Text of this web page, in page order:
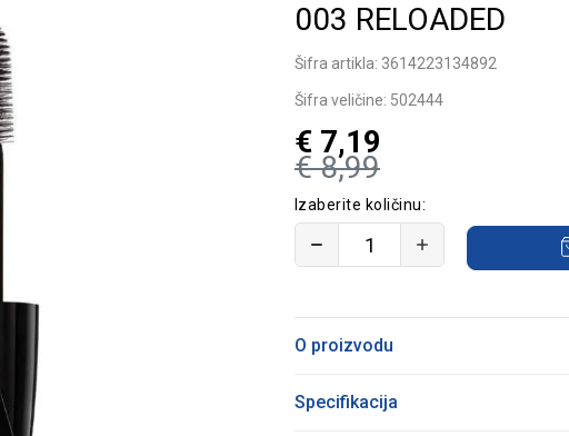
003 RELOADED
Šifra artikla: 3614223134892
Šifra veličine: 502444
€ 8,99
€ 7,19
Izaberite količinu:
O proizvodu
Specifikacija